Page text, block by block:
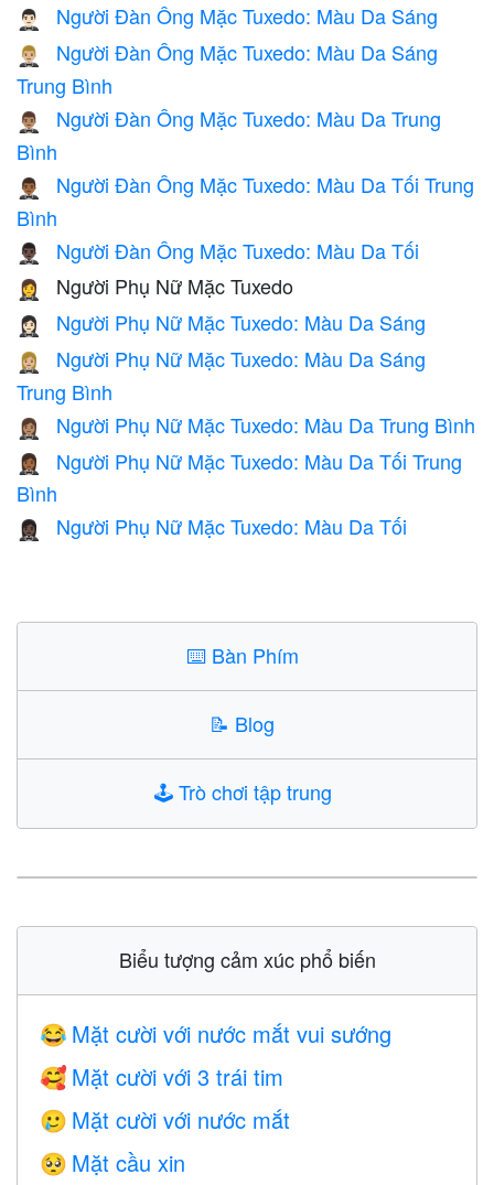
🤵🏻‍♂️ Người Đàn Ông Mặc Tuxedo: Màu Da Sáng
🤵🏼‍♂️
Người Đàn Ông Mặc Tuxedo: Màu Da Sáng
Trung Bình
🤵🏽‍♂️
Người Đàn Ông Mặc Tuxedo: Màu Da Trung
Bình
🤵🏾‍♂️
Người Đàn Ông Mặc Tuxedo: Màu Da Tối Trung
Bình
🤵🏿‍♂️ Người Đàn Ông Mặc Tuxedo: Màu Da Tối
🤵‍♀️ Người Phụ Nữ Mặc Tuxedo
🤵🏻‍♀️ Người Phụ Nữ Mặc Tuxedo: Màu Da Sáng
🤵🏼‍♀️
Người Phụ Nữ Mặc Tuxedo: Màu Da Sáng
Trung Bình
🤵🏽‍♀️ Người Phụ Nữ Mặc Tuxedo: Màu Da Trung Bình
🤵🏾‍♀️
Người Phụ Nữ Mặc Tuxedo: Màu Da Tối Trung
Bình
🤵🏿‍♀️ Người Phụ Nữ Mặc Tuxedo: Màu Da Tối
⌨️ Bàn Phím
📝 Blog
🕹️Trò chơi tập trung
Biểu tượng cảm xúc phổ biến
😂 Mặt cười với nước mắt vui sướng
🥰 Mặt cười với 3 trái tim
🥲 Mặt cười với nước mắt
🥺 Mặt cầu xin